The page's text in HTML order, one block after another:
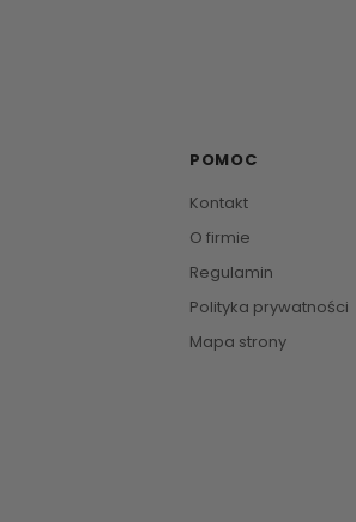
POMOC
Kontakt
O firmie
Regulamin
Polityka prywatności
Mapa strony